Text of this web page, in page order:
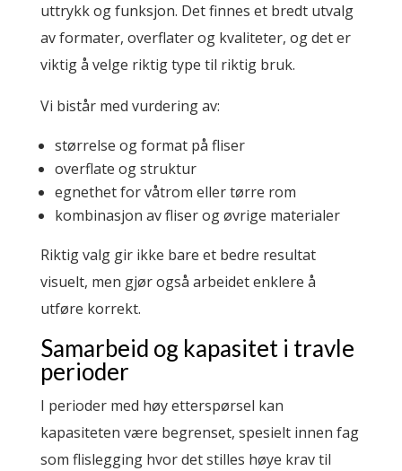
uttrykk og funksjon. Det finnes et bredt utvalg
av formater, overflater og kvaliteter, og det er
viktig å velge riktig type til riktig bruk.
Vi bistår med vurdering av:
størrelse og format på fliser
overflate og struktur
egnethet for våtrom eller tørre rom
kombinasjon av fliser og øvrige materialer
Riktig valg gir ikke bare et bedre resultat
visuelt, men gjør også arbeidet enklere å
utføre korrekt.
Samarbeid og kapasitet i travle
perioder
I perioder med høy etterspørsel kan
kapasiteten være begrenset, spesielt innen fag
som flislegging hvor det stilles høye krav til